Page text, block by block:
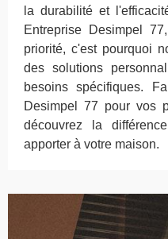
la durabilité et
Entreprise Desimpel
priorité, c'est pourquoi
des solutions
besoins spécifiques.
Desimpel 77 pour vos
découvrez la
apporter à votre maison.